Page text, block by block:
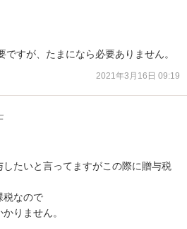
すが、たまになら必要ありません。
2021年3月16日 09:19
たいと言ってますがこの際に贈与税
税なので
りません。